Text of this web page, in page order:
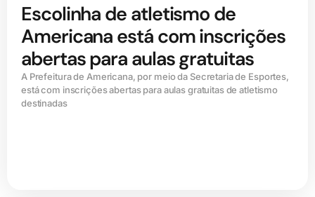
Escolinha de atletismo de
Americana está com inscrições
abertas para aulas gratuitas
A Prefeitura de Americana, por meio da Secretaria de Esportes,
está com inscrições abertas para aulas gratuitas de atletismo
destinadas